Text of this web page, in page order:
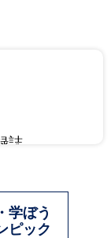
誌
学ぼう
ピック